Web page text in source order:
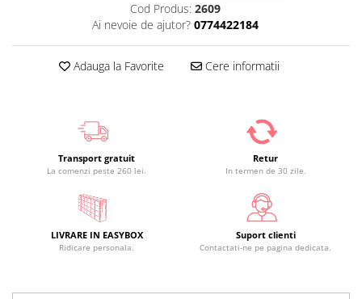
Cod Produs: 2609
Ai nevoie de ajutor? 0774422184
Adauga la Favorite Cere informatii
Transport gratuit
La comenzi peste 260 lei.
Retur
In termen de 30 zile.
LIVRARE IN EASYBOX
Ridicare personala.
Suport clienti
Contactati-ne pe pagina dedicata.